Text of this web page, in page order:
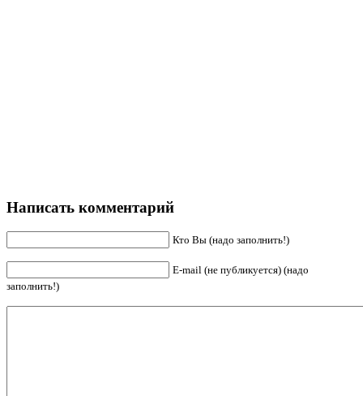
Написать комментарий
Кто Вы (надо заполнить!)
E-mail (не публикуется) (надо
заполнить!)